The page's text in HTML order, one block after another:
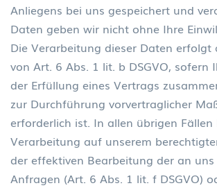
Anliegens bei uns gespeichert und
Daten geben wir nicht ohne Ihre
Die Verarbeitung dieser Daten erfolgt
von Art. 6 Abs. 1 lit. b DSGVO, sofern
der Erfüllung eines Vertrags
zur Durchführung vorvertraglicher
erforderlich ist. In allen übrigen
Verarbeitung auf unserem
der effektiven Bearbeitung der an
Anfragen (Art. 6 Abs. 1 lit. f DSGVO)